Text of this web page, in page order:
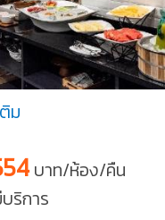
ม
บาท/ห้อง/คืน
ริการ